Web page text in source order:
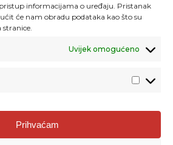
informacijama o uređaju. Pristanak
će nam obradu podataka kao što su
stranice.
Uvijek omogućeno
Prihvaćam
Zagreb